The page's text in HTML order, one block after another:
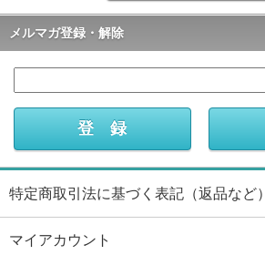
メルマガ登録・解除
特定商取引法に基づく表記（返品など）
マイアカウント